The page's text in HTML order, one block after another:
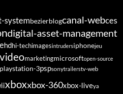
systembezierblogcanal-webces
digital-asset-management
hdhi-techimagesintrudersiphonejeu
marketingmicrosoftopen-source
playstation-3pspsonytrailerstv-web
xboxxbox-360xbox-liveya